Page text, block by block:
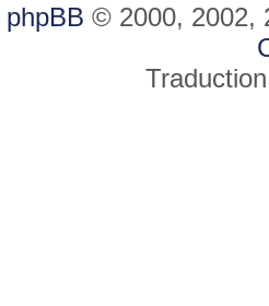
phpBB © 2000, 2002,